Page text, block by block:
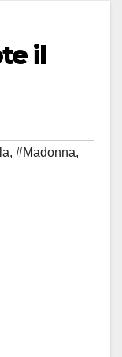
il
, #Madonna,